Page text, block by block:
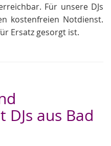
Für unsere DJs
kostenfreien Notdienst.
Ersatz gesorgt ist.
aus Bad